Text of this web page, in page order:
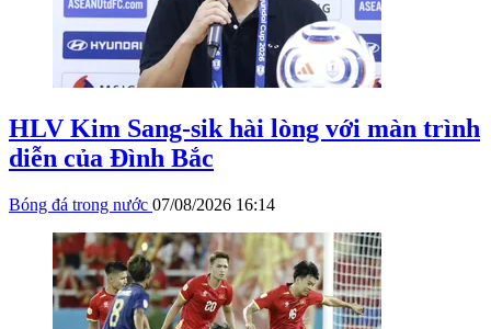
HLV Kim Sang-sik hài lòng với màn trình
diễn của Đình Bắc
Bóng đá trong nước 07/08/2026 16:14